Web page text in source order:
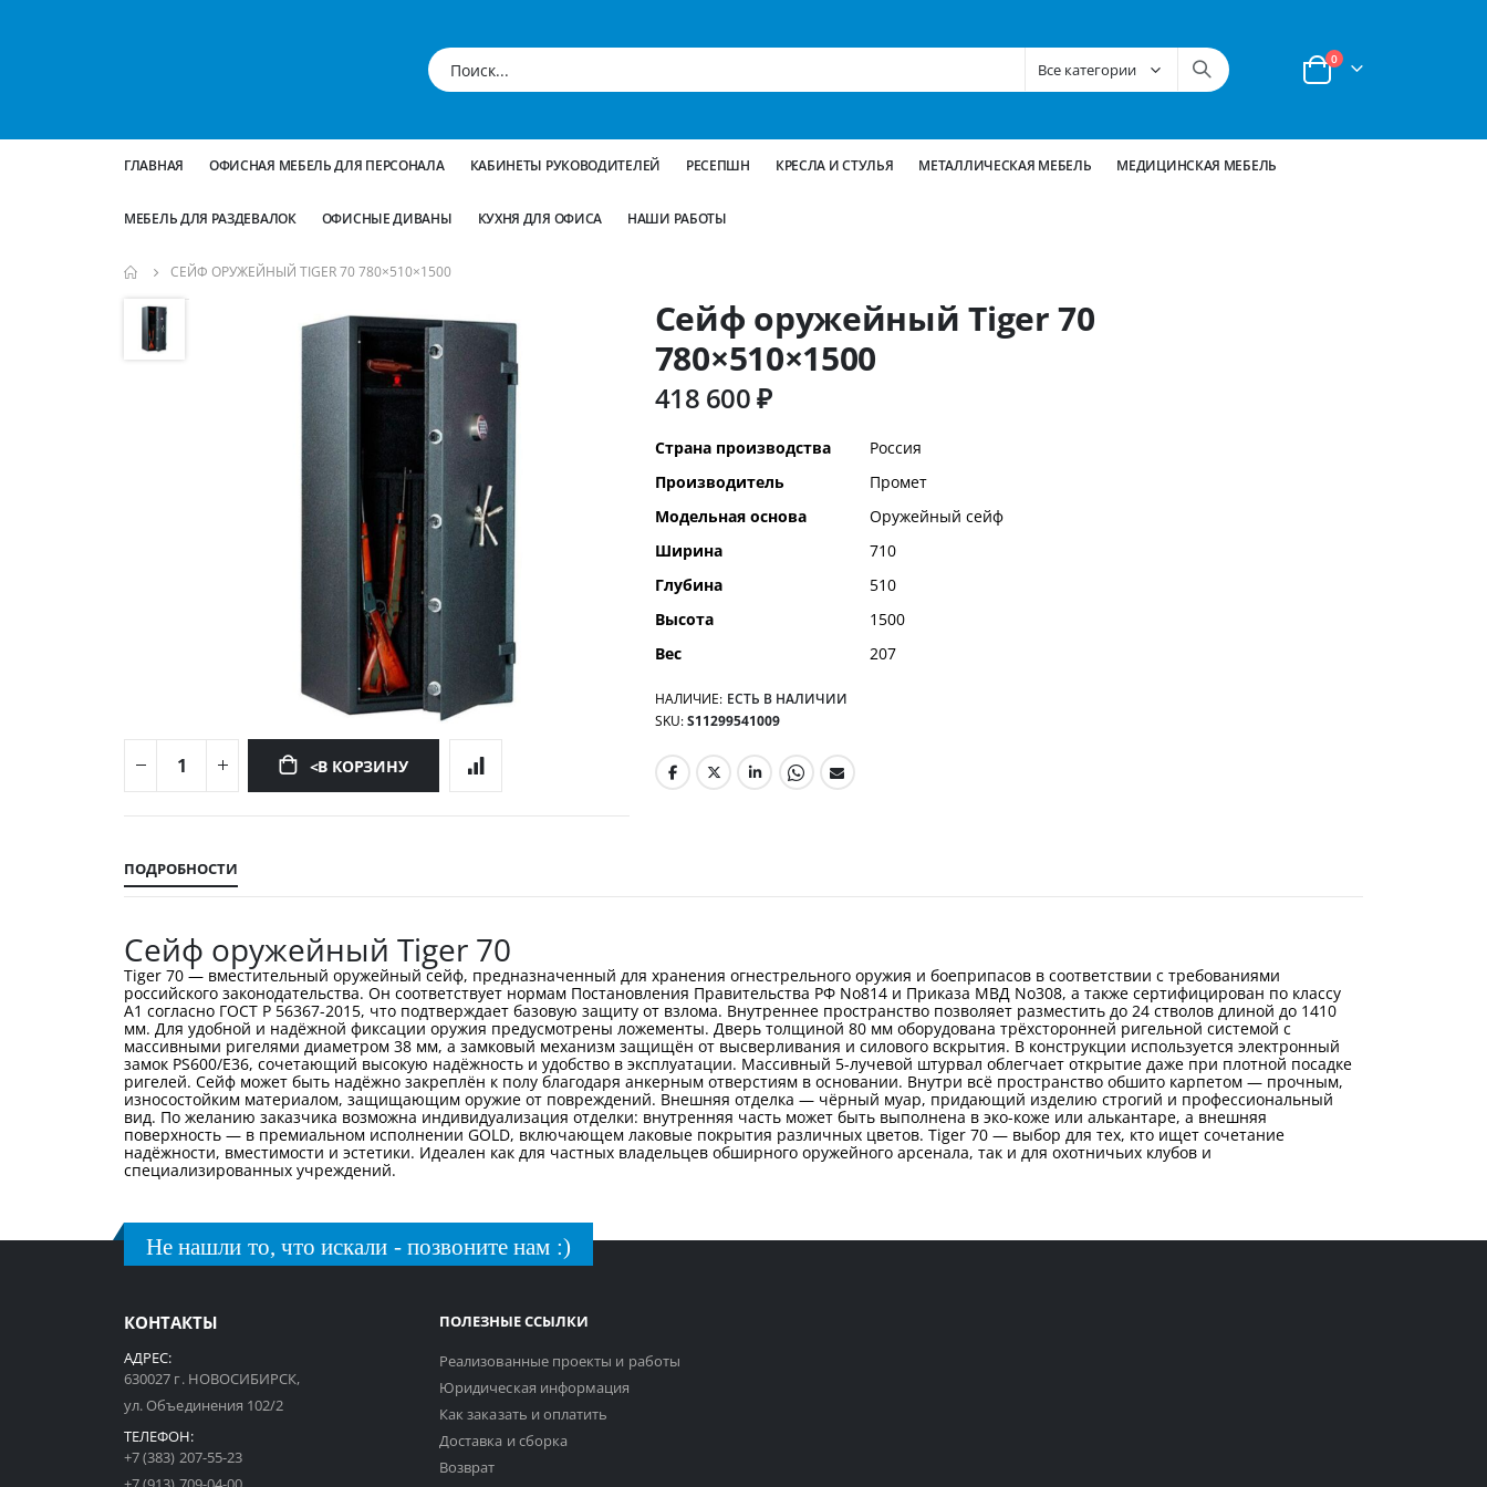
Корзина
0позиции
ГЛАВНАЯ ОФИСНАЯ МЕБЕЛЬ ДЛЯ ПЕРСОНАЛА КАБИНЕТЫ РУКОВОДИТЕЛЕЙ РЕСЕПШН КРЕСЛА И СТУЛЬЯ МЕТАЛЛИЧЕСКАЯ МЕБЕЛЬ МЕДИЦИНСКАЯ МЕБЕЛЬ
МЕБЕЛЬ ДЛЯ РАЗДЕВАЛОК ОФИСНЫЕ ДИВАНЫ КУХНЯ ДЛЯ ОФИСА НАШИ РАБОТЫ
СЕЙФ ОРУЖЕЙНЫЙ TIGER 70 780×510×1500
Пропустить
перейти
<В КОРЗИНУ
Перейти
началу
галереи
изображений
Сейф оружейный Tiger 70
780×510×1500
418 600 ₽
Дополнительная
информация
Страна производства
Россия
Производитель
Промет
Модельная основа
Оружейный сейф
Ширина
710
Глубина
510
Высота
1500
Вес
207
НАЛИЧИЕ: ЕСТЬ В НАЛИЧИИ
SKU S11299541009
ПОДРОБНОСТИ
Сейф оружейный Tiger 70
Tiger 70 — вместительный оружейный сейф, предназначенный для хранения огнестрельного оружия и боеприпасов в соответствии с требованиями
российского законодательства. Он соответствует нормам Постановления Правительства РФ No814 и Приказа МВД No308, а также сертифицирован по классу
А1 согласно ГОСТ Р 56367-2015, что подтверждает базовую защиту от взлома. Внутреннее пространство позволяет разместить до 24 стволов длиной до 1410
мм. Для удобной и надёжной фиксации оружия предусмотрены ложементы. Дверь толщиной 80 мм оборудована трёхсторонней ригельной системой с
массивными ригелями диаметром 38 мм, а замковый механизм защищён от высверливания и силового вскрытия. В конструкции используется электронный
замок PS600/E36, сочетающий высокую надёжность и удобство в эксплуатации. Массивный 5-лучевой штурвал облегчает открытие даже при плотной посадке
ригелей. Сейф может быть надёжно закреплён к полу благодаря анкерным отверстиям в основании. Внутри всё пространство обшито карпетом — прочным,
износостойким материалом, защищающим оружие от повреждений. Внешняя отделка — чёрный муар, придающий изделию строгий и профессиональный
вид. По желанию заказчика возможна индивидуализация отделки: внутренняя часть может быть выполнена в эко-коже или алькантаре, а внешняя
поверхность — в премиальном исполнении GOLD, включающем лаковые покрытия различных цветов. Tiger 70 — выбор для тех, кто ищет сочетание
надёжности, вместимости и эстетики. Идеален как для частных владельцев обширного оружейного арсенала, так и для охотничьих клубов и
специализированных учреждений.
Не нашли то, что искали - позвоните нам :)
КОНТАКТЫ
АДРЕС:
630027 г. НОВОСИБИРСК,
ул. Объединения 102/2
ТЕЛЕФОН:
+7 (383) 207-55-23
ПОЛЕЗНЫЕ ССЫЛКИ
Реализованные проекты и работы
Юридическая информация
Как заказать и оплатить
Доставка и сборка
Возврат